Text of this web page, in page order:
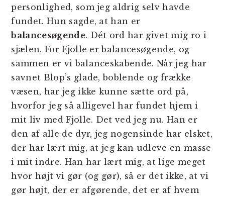
personlighed, som jeg aldrig selv havde
fundet. Hun sagde, at han er
balancesøgende. Dét ord har givet mig ro i
sjælen. For Fjolle er balancesøgende, og
sammen er vi balanceskabende. Når jeg har
savnet Blop’s glade, boblende og frække
væsen, har jeg ikke kunne sætte ord på,
hvorfor jeg så alligevel har fundet hjem i
mit liv med Fjolle. Det ved jeg nu. Han er
den af alle de dyr, jeg nogensinde har elsket,
der har lært mig, at jeg kan udleve en masse
i mit indre. Han har lært mig, at lige meget
hvor højt vi gør (og gør), så er det ikke, at vi
gør højt, der er afgørende, det er af hvem